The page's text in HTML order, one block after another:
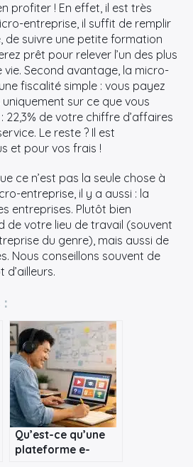
profiter ! En effet, il est très
entreprise, il suffit de remplir
de suivre une petite formation
prêt pour relever l’un des plus
Second avantage, la micro-
fiscalité simple : vous payez
sur ce que vous
22,3% de votre chiffre d’affaires
Le reste ? Il est
et pour vos frais !
ce n’est pas la seule chose à
entreprise, il y a aussi : la
entreprises. Plutôt bien
de votre lieu de travail (souvent
du genre), mais aussi de
Nous conseillons souvent de
Qu’est-ce qu’une
plateforme e-